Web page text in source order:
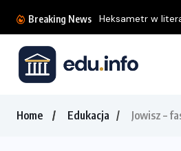
Breaking News Heksametr w
Home Edukacja Jowisz –